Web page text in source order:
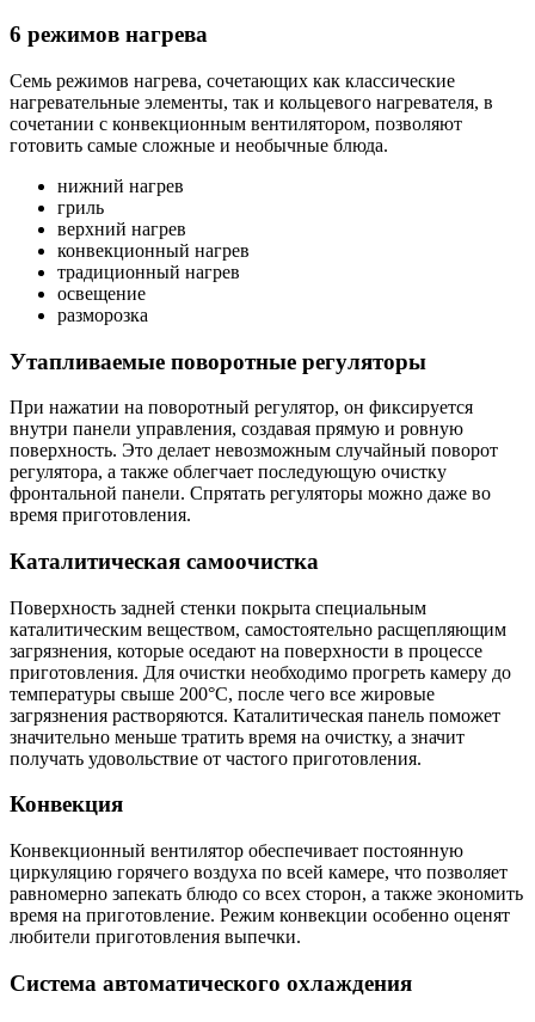
6 режимов нагрева
Семь режимов нагрева, сочетающих как классические
нагревательные элементы, так и кольцевого нагревателя, в
сочетании с конвекционным вентилятором, позволяют
готовить самые сложные и необычные блюда.
нижний нагрев
гриль
верхний нагрев
конвекционный нагрев
традиционный нагрев
освещение
разморозка
Утапливаемые поворотные регуляторы
При нажатии на поворотный регулятор, он фиксируется
внутри панели управления, создавая прямую и ровную
поверхность. Это делает невозможным случайный поворот
регулятора, а также облегчает последующую очистку
фронтальной панели. Спрятать регуляторы можно даже во
время приготовления.
Каталитическая самоочистка
Поверхность задней стенки покрыта специальным
каталитическим веществом, самостоятельно расщепляющим
загрязнения, которые оседают на поверхности в процессе
приготовления. Для очистки необходимо прогреть камеру до
температуры свыше 200°C, после чего все жировые
загрязнения растворяются. Каталитическая панель поможет
значительно меньше тратить время на очистку, а значит
получать удовольствие от частого приготовления.
Конвекция
Конвекционный вентилятор обеспечивает постоянную
циркуляцию горячего воздуха по всей камере, что позволяет
равномерно запекать блюдо со всех сторон, а также экономить
время на приготовление. Режим конвекции особенно оценят
любители приготовления выпечки.
Система автоматического охлаждения